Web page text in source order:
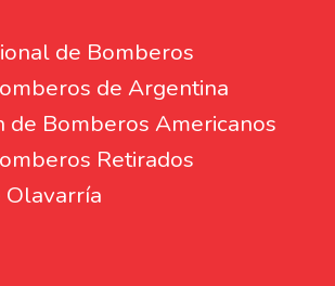
de Bomberos
de Argentina
de Bomberos Americanos
Retirados
Olavarría